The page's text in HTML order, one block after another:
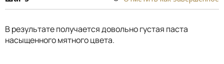
В результате получается довольно густая паста
насыщенного мятного цвета.